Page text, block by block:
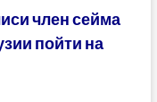
член сейма
пойти на